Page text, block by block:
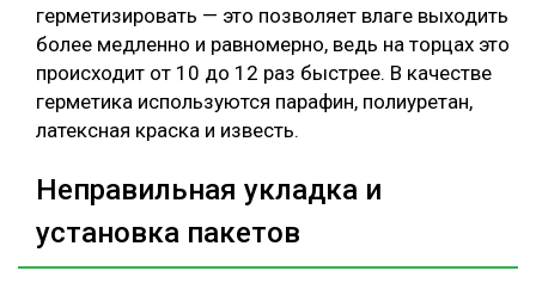
герметизировать — это позволяет влаге выходить
более медленно и равномерно, ведь на торцах это
происходит от 10 до 12 раз быстрее. В качестве
герметика используются парафин, полиуретан,
латексная краска и известь.
Неправильная укладка и
установка пакетов